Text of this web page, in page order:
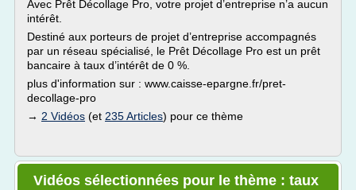
Avec Prêt Décollage Pro, votre projet d’entreprise n’a aucun
intérêt.
Destiné aux porteurs de projet d’entreprise accompagnés
par un réseau spécialisé, le Prêt Décollage Pro est un prêt
bancaire à taux d’intérêt de 0 %.
plus d'information sur : www.caisse-epargne.fr/pret-
decollage-pro
→ 2 Vidéos (et 235 Articles) pour ce thème
Vidéos sélectionnées pour le thème : taux